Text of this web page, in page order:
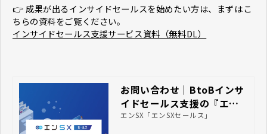
👉 成果が出るインサイドセールスを始めたい方は、まずはこ
ちらの資料をご覧ください。
インサイドセールス支援サービス資料（無料DL）
お問い合わせ｜BtoBインサ
イドセールス支援の『エンS
X』エンSX株式会社
エンSX「エンSXセールス」